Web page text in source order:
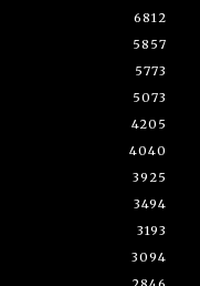
6812
5857
5773
5073
4205
4040
3925
3494
3193
3094